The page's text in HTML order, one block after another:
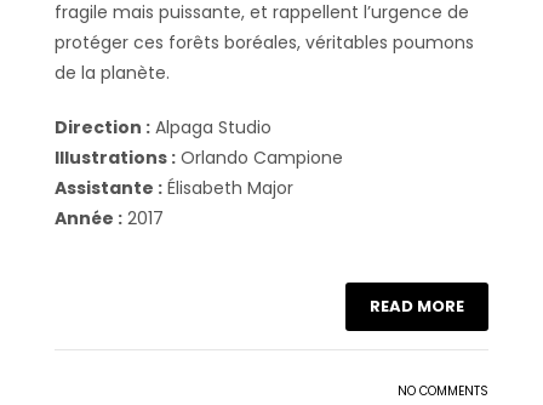
fragile mais puissante, et rappellent l’urgence de
protéger ces forêts boréales, véritables poumons
de la planète.
Direction : Alpaga Studio
Illustrations : Orlando Campione
Assistante : Élisabeth Major
Année : 2017
READ MORE
NO COMMENTS